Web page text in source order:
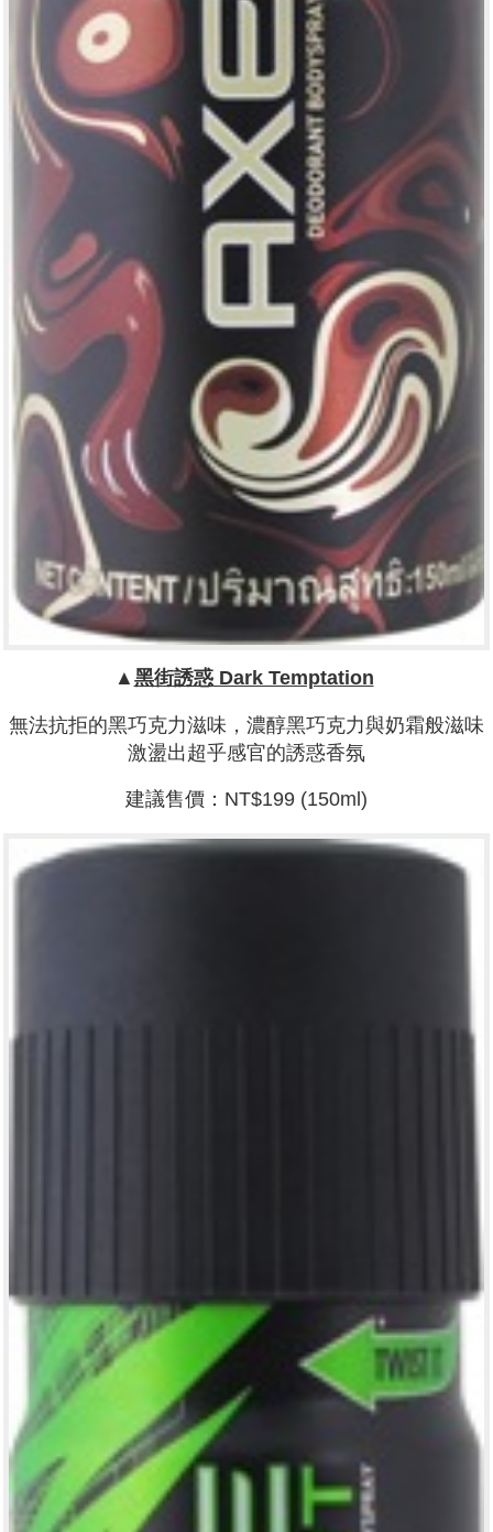
▲ 黑街誘惑Dark Temptation
無法抗拒的黑巧克力滋味，濃醇黑巧克力與奶霜般滋味
激盪出超乎感官的誘惑香氛
建議售價：NT$199 (150ml)